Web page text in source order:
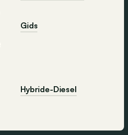
Gids
Hybride-Diesel